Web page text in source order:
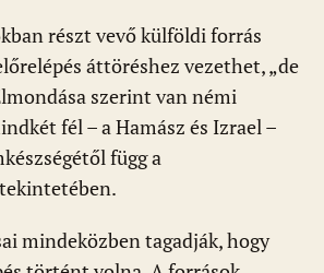
részt vevő külföldi forrás
áttöréshez vezethet, „de
szerint van némi
fél – a Hamász és Izrael –
függ a
mindeközben tagadják, hogy